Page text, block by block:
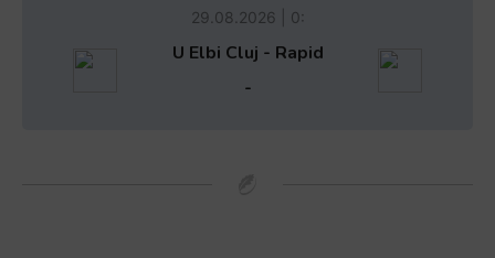
29.08.2026 | 0:
U Elbi Cluj - Rapid
-